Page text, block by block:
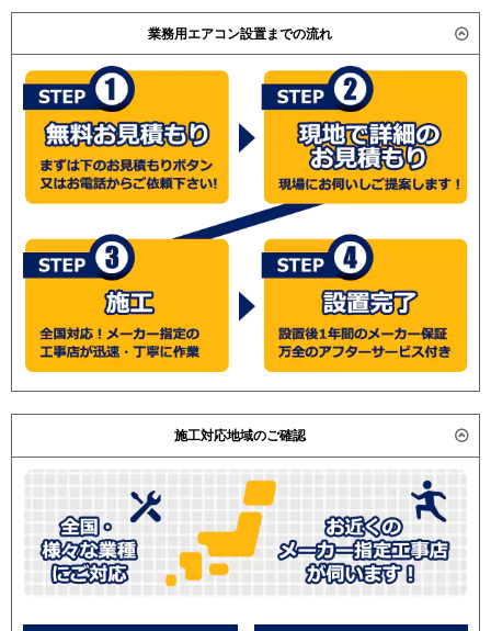
業務用エアコン設置までの流れ
施工対応地域のご確認